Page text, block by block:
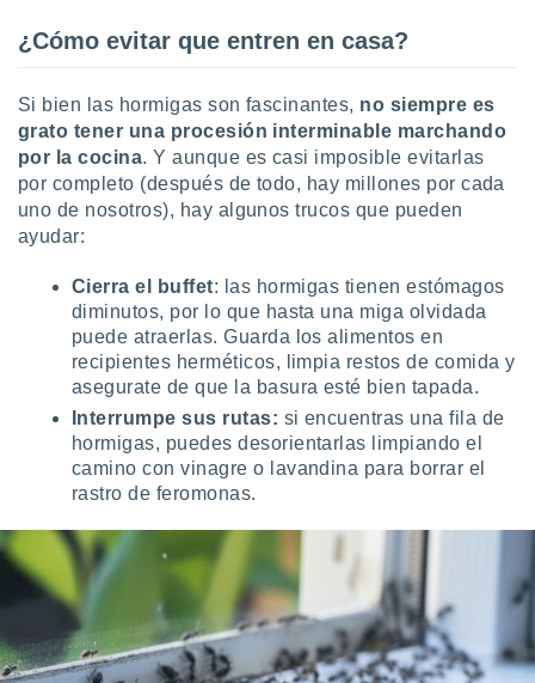
¿Cómo evitar que entren en casa?
Si bien las hormigas son fascinantes, no siempre es
grato tener una procesión interminable marchando
por la cocina. Y aunque es casi imposible evitarlas
por completo (después de todo, hay millones por cada
uno de nosotros), hay algunos trucos que pueden
ayudar:
Cierra el buffet: las hormigas tienen estómagos
diminutos, por lo que hasta una miga olvidada
puede atraerlas. Guarda los alimentos en
recipientes herméticos, limpia restos de comida y
asegurate de que la basura esté bien tapada.
Interrumpe sus rutas: si encuentras una fila de
hormigas, puedes desorientarlas limpiando el
camino con vinagre o lavandina para borrar el
rastro de feromonas.